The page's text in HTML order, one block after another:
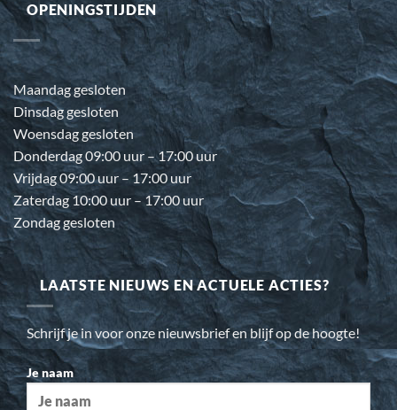
OPENINGSTIJDEN
Maandag gesloten
Dinsdag gesloten
Woensdag gesloten
Donderdag 09:00 uur – 17:00 uur
Vrijdag 09:00 uur – 17:00 uur
Zaterdag 10:00 uur – 17:00 uur
Zondag gesloten
LAATSTE NIEUWS EN ACTUELE ACTIES?
Schrijf je in voor onze nieuwsbrief en blijf op de hoogte!
Je naam